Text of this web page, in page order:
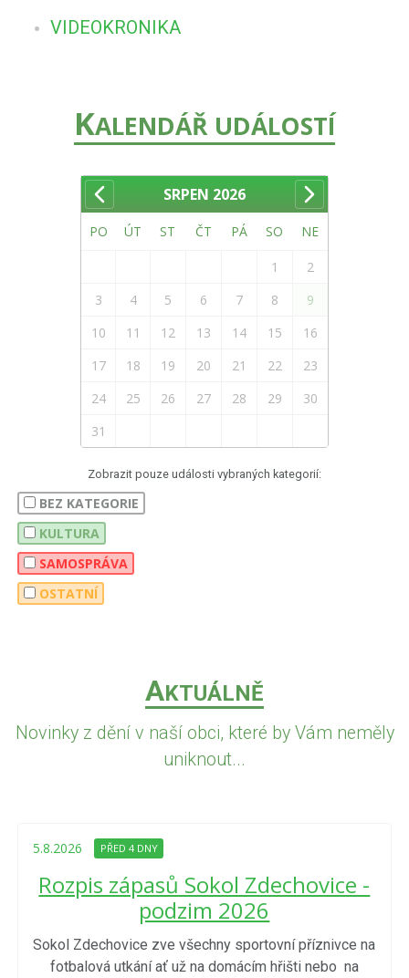
VIDEOKRONIKA
KALENDÁŘ UDÁLOSTÍ
SRPEN 2026
PO ÚT ST ČT PÁ SO NE
1
2
3
4 5 6 7 8
9
10
11 12 13 14 15
16
17
18 19 20 21 22
23
24
25 26 27 28 29
30
31
Zobrazit pouze události vybraných kategorií:
BEZ KATEGORIE
KULTURA
SAMOSPRÁVA
OSTATNÍ
AKTUÁLNĚ
Novinky z dění v naší obci, které by Vám neměly
uniknout...
5.8.2026 PŘED 4 DNY
Rozpis zápasů Sokol Zdechovice -
podzim 2026
Sokol Zdechovice zve všechny sportovní příznivce na
fotbalová utkání ať už na domácím hřišti nebo na